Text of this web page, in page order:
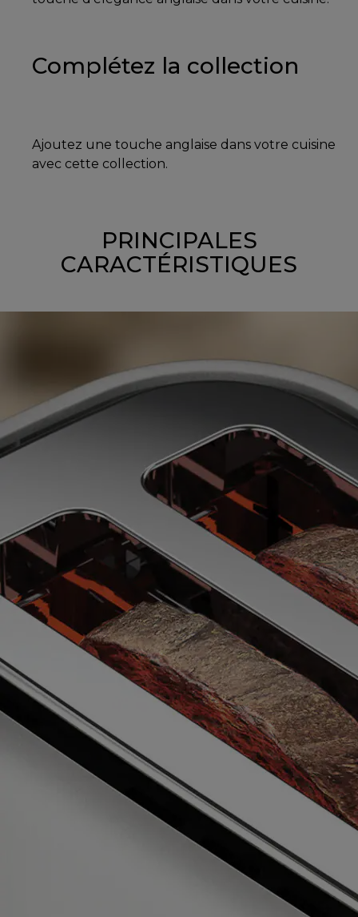
Complétez la collection
Ajoutez une touche anglaise dans votre cuisine
avec cette collection.
PRINCIPALES
CARACTÉRISTIQUES